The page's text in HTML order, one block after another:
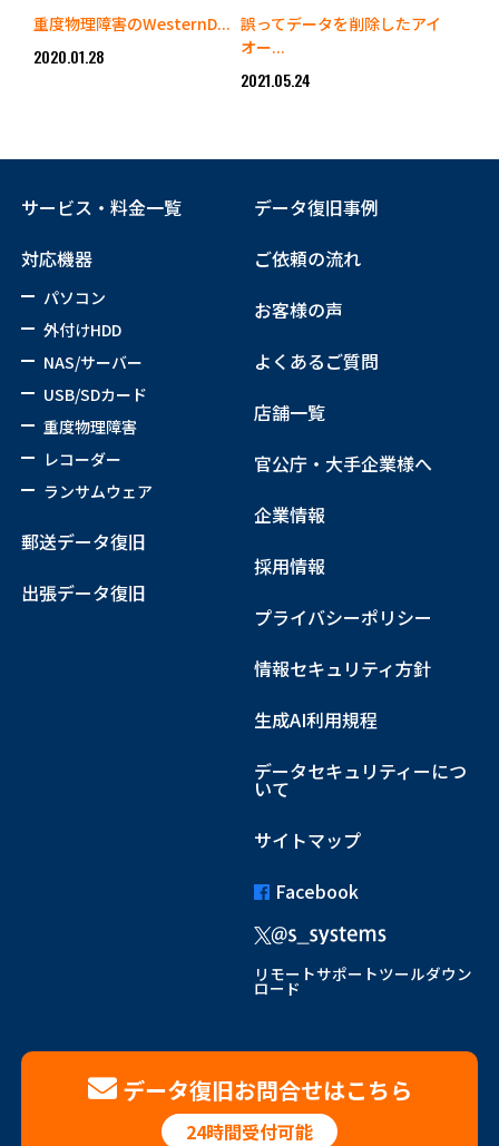
重度物理障害のWesternD...
2020.01.28
誤ってデータを削除したアイ
オー...
2021.05.24
サービス・料金一覧
対応機器
パソコン
外付けHDD
NAS/サーバー
USB/SDカード
重度物理障害
レコーダー
ランサムウェア
郵送データ復旧
出張データ復旧
データ復旧事例
ご依頼の流れ
お客様の声
よくあるご質問
店舗一覧
官公庁・大手企業様へ
企業情報
採用情報
プライバシーポリシー
情報セキュリティ方針
生成AI利用規程
データセキュリティーにつ
いて
サイトマップ
Facebook
リモートサポートツールダウン
ロード
データ復旧お問合せはこちら
24時間受付可能